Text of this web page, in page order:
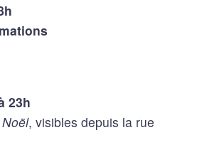
23h
, visibles depuis la rue